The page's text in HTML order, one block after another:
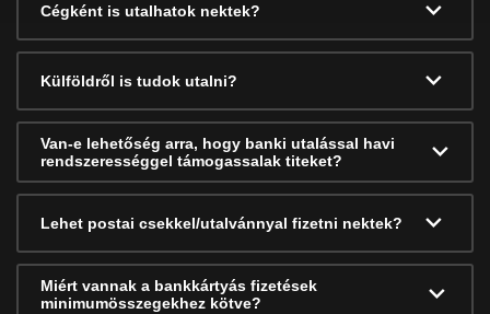
Cégként is utalhatok nektek?
Külföldről is tudok utalni?
Van-e lehetőség arra, hogy banki utalással havi
rendszerességgel támogassalak titeket?
Lehet postai csekkel/utalvánnyal fizetni nektek?
Miért vannak a bankkártyás fizetések
minimumösszegekhez kötve?